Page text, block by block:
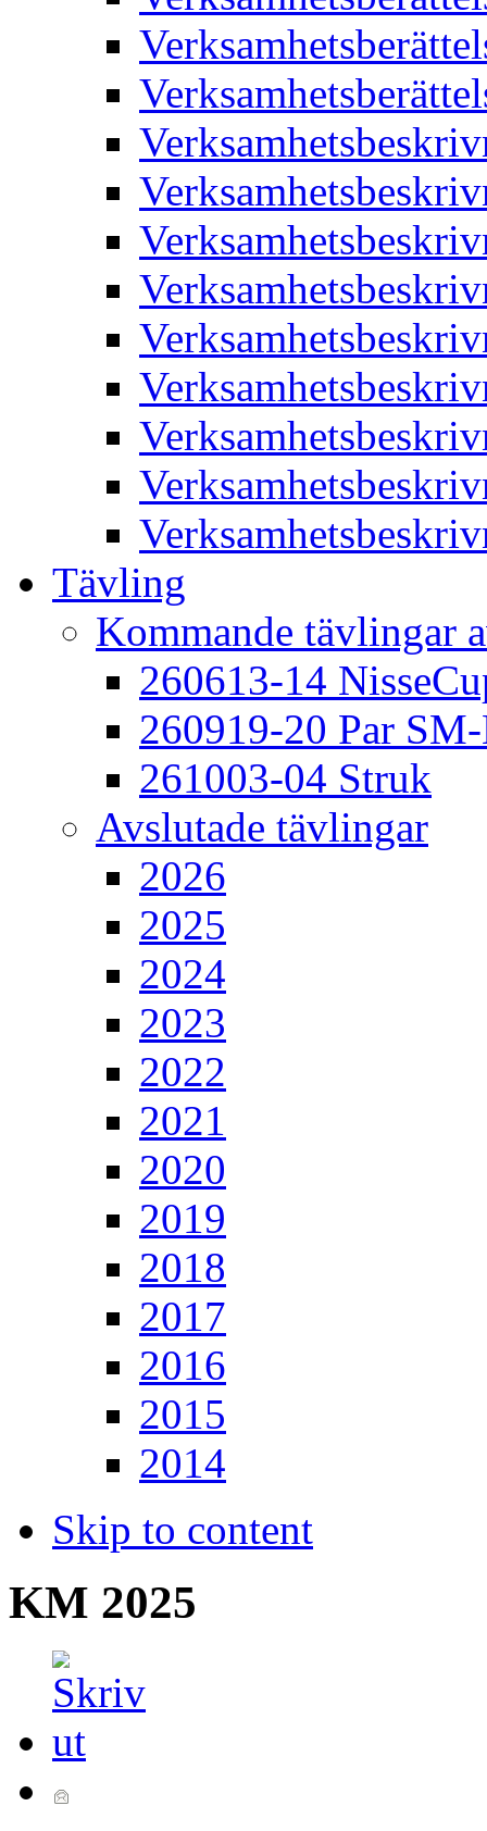
Tävling
Kommande tävlingar
260613-14
260919-20 Par
261003-04 Struk
Avslutade tävlingar
2026
2025
2024
2023
2022
2021
2020
2019
2018
2017
2016
2015
2014
Skip to content
KM 2025